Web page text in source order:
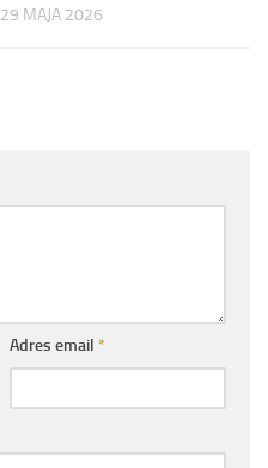
29 MAJA 2026
Adres email *